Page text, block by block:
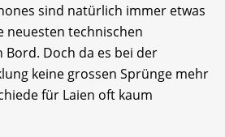
sind natürlich immer etwas
neuesten technischen
Doch da es bei der
keine grossen Sprünge mehr
für Laien oft kaum